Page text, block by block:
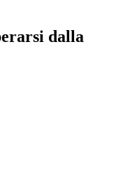
dalla